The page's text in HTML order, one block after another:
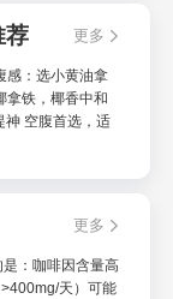
荐 更多
感：选小黄油拿
拿铁，椰香中和
神 空腹首选，适
更多
：咖啡因含量高
天）可能